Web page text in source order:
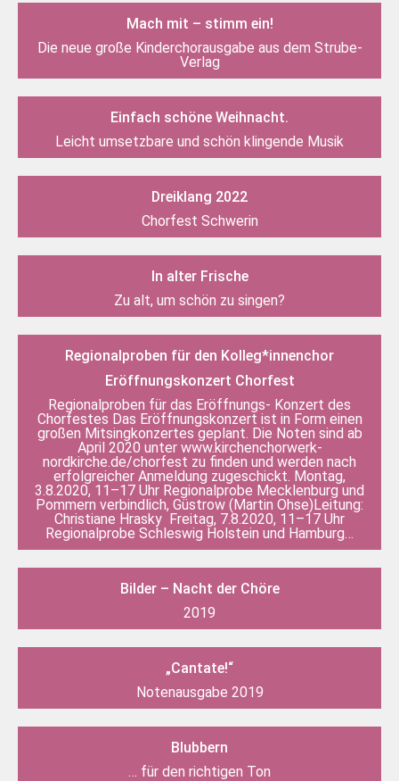
Mach mit – stimm ein!
Die neue große Kinderchorausgabe aus dem Strube-
Verlag
Einfach schöne Weihnacht.
Leicht umsetzbare und schön klingende Musik
Dreiklang 2022
Chorfest Schwerin
In alter Frische
Zu alt, um schön zu singen?
Regionalproben für den Kolleg*innenchor
Eröffnungskonzert Chorfest
Regionalproben für das Eröffnungs- Konzert des
Chorfestes Das Eröffnungskonzert ist in Form einen
großen Mitsingkonzertes geplant. Die Noten sind ab
April 2020 unter www.kirchenchorwerk-
nordkirche.de/chorfest zu finden und werden nach
erfolgreicher Anmeldung zugeschickt. Montag,
3.8.2020, 11–17 Uhr Regionalprobe Mecklenburg und
Pommern verbindlich, Güstrow (Martin Ohse)Leitung:
Christiane Hrasky Freitag, 7.8.2020, 11–17 Uhr
Regionalprobe Schleswig Holstein und Hamburg…
Bilder – Nacht der Chöre
2019
„Cantate!“
Notenausgabe 2019
Blubbern
… für den richtigen Ton